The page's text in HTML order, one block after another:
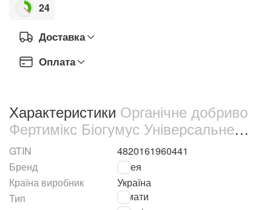
24
Доставка
Оплата
Характеристики Органічне добриво
Фертимікс Біогумус Універсальне
для кімнатних рослин 570 мл (4154)
GTIN
4820161960441
Бренд
Гілея
Країна виробник
Україна
Тип
Гумати